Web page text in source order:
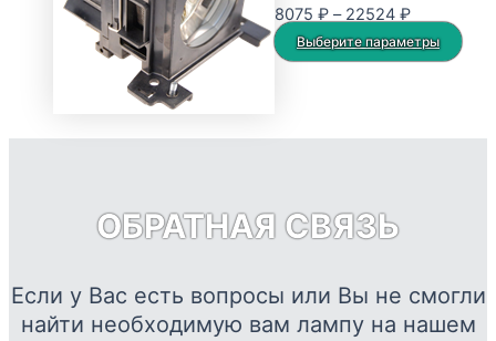
Опции
можно
выбрать
товара.
8075 ₽ – 22524 ₽Диапазон
цен:
8075 ₽
Выберите параметры
ОБРАТНАЯ СВЯЗЬ
Если у Вас есть вопросы или Вы не смогли
найти необходимую вам лампу на нашем